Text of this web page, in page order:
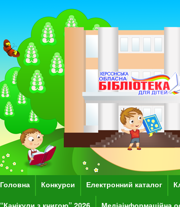
Головна Конкурси Електронний каталог
“Канікули з книгою” 2026 Медіаінформаційна